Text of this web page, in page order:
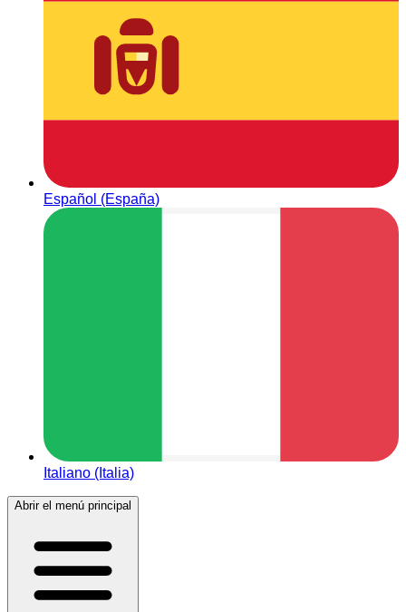
Español (España)
Italiano (Italia)
Abrir el menú principal